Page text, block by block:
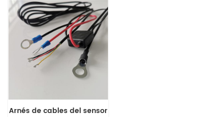
Arnés de cables del sensor